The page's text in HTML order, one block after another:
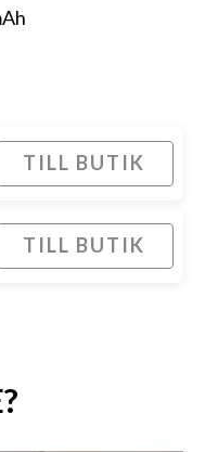
TILL BUTIK
TILL BUTIK